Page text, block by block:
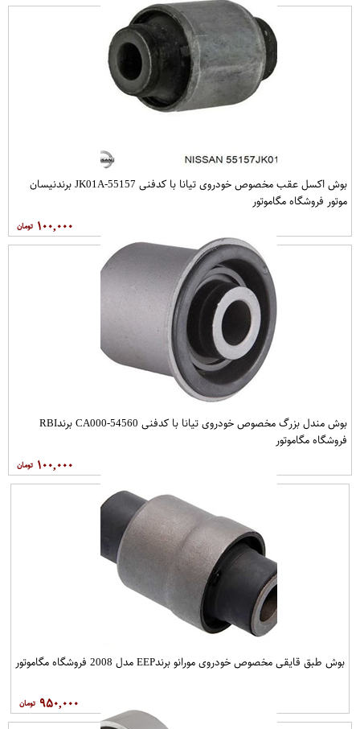
بوش اکسل عقب مخصوص خودروی تیانا با کدفنی 55157-JK01A برندنیسان
موتور فروشگاه مگاموتور
۱۰۰,۰۰۰
بوش مندل بزرگ مخصوص خودروی تیانا با کدفنی 54560-CA000 برندRBI
فروشگاه مگاموتور
۱۰۰,۰۰۰
بوش طبق قایقی مخصوص خودروی مورانو برندEEP مدل 2008 فروشگاه مگاموتور
۹۵۰,۰۰۰